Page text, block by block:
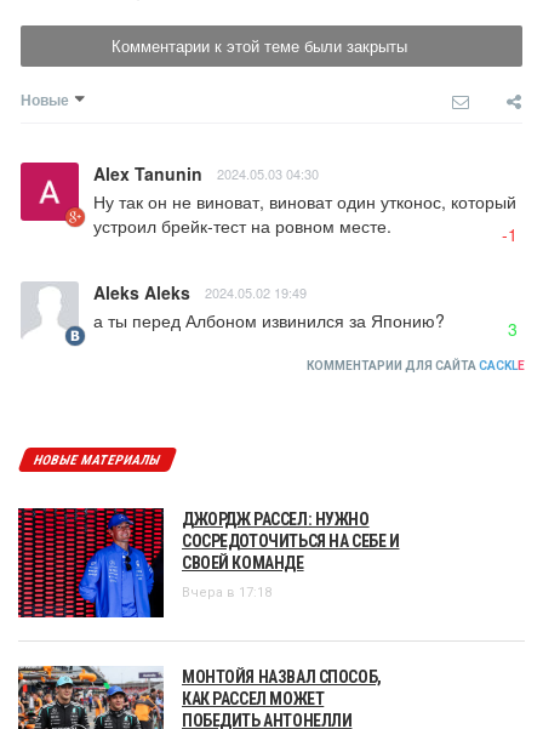
Комментарии к этой теме были закрыты
Новые
Alex Tanunin 2024.05.03 04:30
Ну так он не виноват, виноват один утконос, который
устроил брейк-тест на ровном месте.
-1
Aleks Aleks 2024.05.02 19:49
а ты перед Албоном извинился за Японию? 3
КОММЕНТАРИИ ДЛЯ САЙТА CACKLE
НОВЫЕ МАТЕРИАЛЫ
ДЖОРДЖ РАССЕЛ: НУЖНО
СОСРЕДОТОЧИТЬСЯ НА СЕБЕ И
СВОЕЙ КОМАНДЕ
Вчера в 17:18
МОНТОЙЯ НАЗВАЛ СПОСОБ,
КАК РАССЕЛ МОЖЕТ
ПОБЕДИТЬ АНТОНЕЛЛИ